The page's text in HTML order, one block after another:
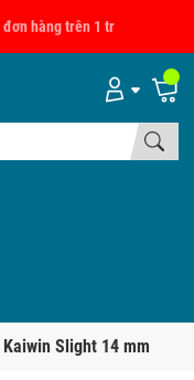
đơn hàng trên 1 tr
Slight 14 mm